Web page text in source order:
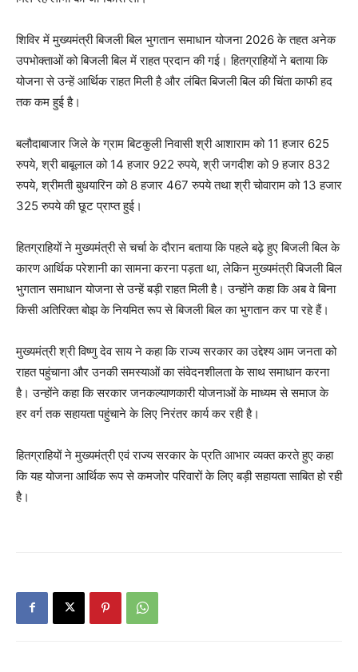
शिविर में मुख्यमंत्री बिजली बिल भुगतान समाधान योजना 2026 के तहत अनेक
उपभोक्ताओं को बिजली बिल में राहत प्रदान की गई। हितग्राहियों ने बताया कि
योजना से उन्हें आर्थिक राहत मिली है और लंबित बिजली बिल की चिंता काफी हद
तक कम हुई है।
बलौदाबाजार जिले के ग्राम बिटकुली निवासी श्री आशाराम को 11 हजार 625
रुपये, श्री बाबूलाल को 14 हजार 922 रुपये, श्री जगदीश को 9 हजार 832
रुपये, श्रीमती बुधयारिन को 8 हजार 467 रुपये तथा श्री चोवाराम को 13 हजार
325 रुपये की छूट प्राप्त हुई।
हितग्राहियों ने मुख्यमंत्री से चर्चा के दौरान बताया कि पहले बढ़े हुए बिजली बिल के
कारण आर्थिक परेशानी का सामना करना पड़ता था, लेकिन मुख्यमंत्री बिजली बिल
भुगतान समाधान योजना से उन्हें बड़ी राहत मिली है। उन्होंने कहा कि अब वे बिना
किसी अतिरिक्त बोझ के नियमित रूप से बिजली बिल का भुगतान कर पा रहे हैं।
मुख्यमंत्री श्री विष्णु देव साय ने कहा कि राज्य सरकार का उद्देश्य आम जनता को
राहत पहुंचाना और उनकी समस्याओं का संवेदनशीलता के साथ समाधान करना
है। उन्होंने कहा कि सरकार जनकल्याणकारी योजनाओं के माध्यम से समाज के
हर वर्ग तक सहायता पहुंचाने के लिए निरंतर कार्य कर रही है।
हितग्राहियों ने मुख्यमंत्री एवं राज्य सरकार के प्रति आभार व्यक्त करते हुए कहा
कि यह योजना आर्थिक रूप से कमजोर परिवारों के लिए बड़ी सहायता साबित हो रही
है।